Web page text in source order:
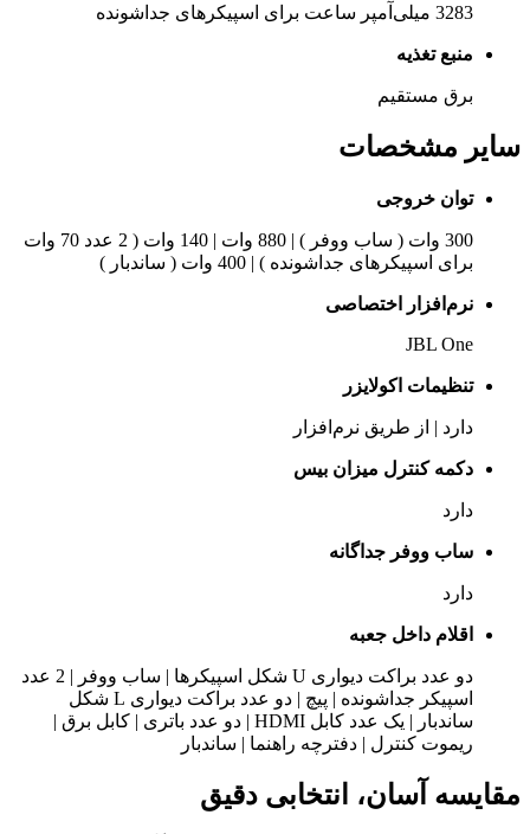
3283 میلی‌آمپر ساعت برای اسپیکرهای جداشونده
منبع تغذیه
برق مستقیم
سایر مشخصات
توان خروجی
300 وات ( ساب ووفر ) | 880 وات | 140 وات ( 2 عدد 70 وات
برای اسپیکرهای جداشونده ) | 400 وات ( ساندبار )
نرم‌افزار اختصاصی
JBL One
تنظیمات اکولایزر
دارد | از طریق نرم‌افزار
دکمه کنترل میزان بیس
دارد
ساب ووفر جداگانه
دارد
اقلام داخل جعبه
دو عدد براکت دیواری U شکل اسپیکرها | ساب ووفر | 2 عدد
اسپیکر جداشونده | پیچ | دو عدد براکت دیواری L شکل
ساندبار | یک عدد کابل HDMI | دو عدد باتری | کابل برق |
ریموت کنترل | دفترچه راهنما | ساندبار
مقایسه آسان، انتخابی دقیق